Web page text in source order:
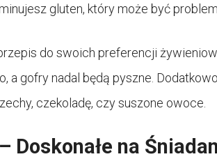
gluten, który może być
do swoich preferencji
a gofry nadal będą pyszne.
czekoladę, czy suszone owoce.
Doskonałe na